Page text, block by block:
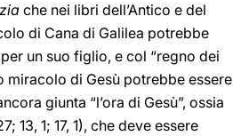
che nei libri dell’Antico e del
di Cana di Galilea potrebbe
un suo figlio, e col “regno dei
miracolo di Gesù potrebbe essere
giunta “l’ora di Gesù”, ossia
13, 1; 17, 1), che deve essere